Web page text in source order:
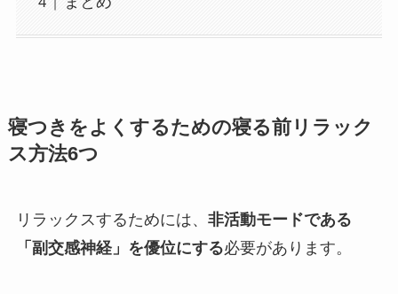
寝つきをよくするための寝る前リラック
ス方法6つ
リラックスするためには、 非活動モードである
「副交感神経」を優位にする必要があります。